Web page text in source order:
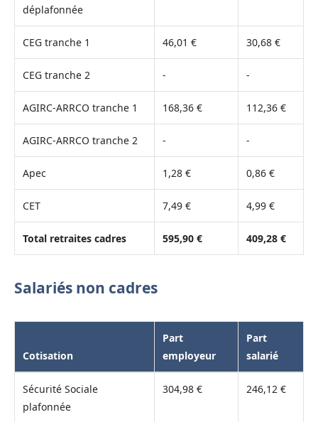
déplafonnée
CEG tranche 1 46,01 € 30,68 €
CEG tranche 2 - -
AGIRC-ARRCO tranche 1 168,36 € 112,36 €
AGIRC-ARRCO tranche 2 - -
Apec 1,28 € 0,86 €
CET 7,49 € 4,99 €
Total retraites cadres 595,90 € 409,28 €
Salariés non cadres
Cotisation
Part
employeur
Part
salarié
Sécurité Sociale
plafonnée
304,98 € 246,12 €